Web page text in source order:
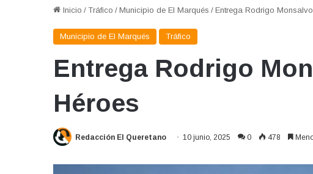
Inicio / Tráfico / Municipio de El Marqués / Entrega Rodrigo
Municipio de El Marqués Tráfico
Entrega Rodrigo
Héroes
Redacción El Queretano 10 junio, 2025 0 478